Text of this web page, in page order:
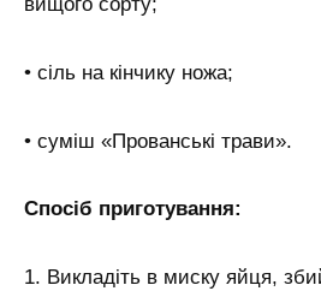
• сіль на кінчику ножа;
• суміш «Прованські трави».
Спосіб приготування:
1. Викладіть в миску яйця,